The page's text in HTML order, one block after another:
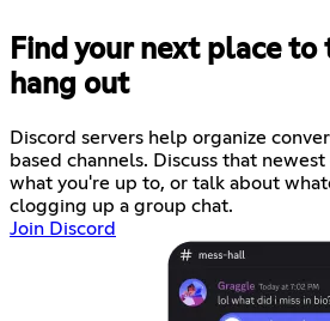
Find your next place to
hang out
Discord servers help organize
based channels. Discuss that
what you're up to, or talk about
clogging up a group chat.
Join Discord